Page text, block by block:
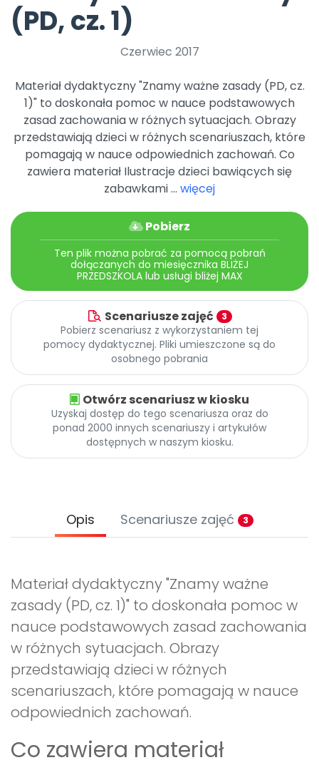
Archiwalne numery
Promocje
(PD, cz. 1)
Czerwiec 2017
Materiał dydaktyczny "Znamy ważne zasady (PD, cz.
1)" to doskonała pomoc w nauce podstawowych
zasad zachowania w różnych sytuacjach. Obrazy
przedstawiają dzieci w różnych scenariuszach, które
pomagają w nauce odpowiednich zachowań. Co
zawiera materiał Ilustracje dzieci bawiących się
zabawkami ... więcej
Pobierz
Ten plik można pobrać za pomocą pobrań
dołączanych do miesięcznika BLIŻEJ
PRZEDSZKOLA lub usługi bliżej MAX
Scenariusze zajęć 3
Pobierz scenariusz z wykorzystaniem tej
pomocy dydaktycznej. Pliki umieszczone są do
osobnego pobrania
Otwórz scenariusz w kiosku
Uzyskaj dostęp do tego scenariusza oraz do
ponad 2000 innych scenariuszy i artykułów
dostępnych w naszym kiosku.
Opis Scenariusze zajęć 3
Materiał dydaktyczny "Znamy ważne
zasady (PD, cz. 1)" to doskonała pomoc w
nauce podstawowych zasad zachowania
w różnych sytuacjach. Obrazy
przedstawiają dzieci w różnych
scenariuszach, które pomagają w nauce
odpowiednich zachowań.
Co zawiera materiał